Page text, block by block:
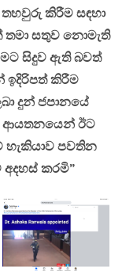
කිරීම සඳහා
සතුව නොමැති
සිදුව ඇති බවත්
කිරීම
දුන් ජපානයේ
ආයතනයෙන් ඊට
හැකියාව පවතින
කරමි”